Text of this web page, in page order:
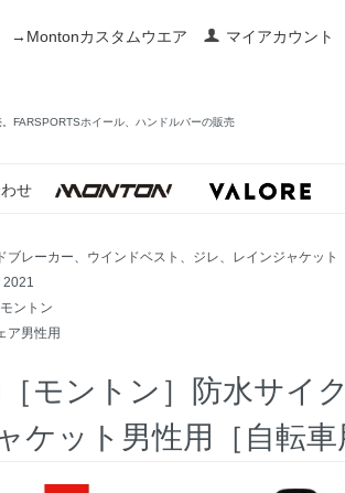
→Montonカスタムウエア マイアカウント
FARSPORTSホイール、ハンドルバーの販売
せ
ブレーカー、ウインドベスト、ジレ、レインジャケット
2021
ントン
ア男性用
モントン］防水サイ
ケット男性用［自転